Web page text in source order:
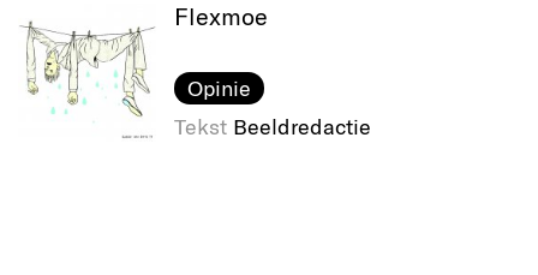
Flexmoe
Opinie
Tekst Beeldredactie